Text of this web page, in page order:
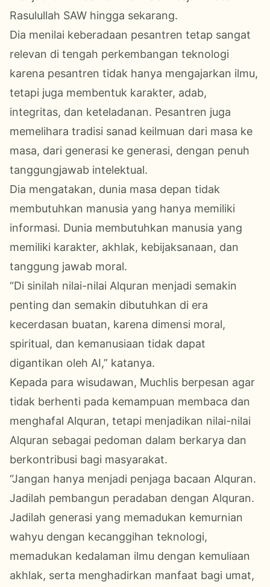
Rasulullah SAW hingga sekarang.
Dia menilai keberadaan pesantren tetap sangat
relevan di tengah perkembangan teknologi
karena pesantren tidak hanya mengajarkan ilmu,
tetapi juga membentuk karakter, adab,
integritas, dan keteladanan. Pesantren juga
memelihara tradisi sanad keilmuan dari masa ke
masa, dari generasi ke generasi, dengan penuh
tanggungjawab intelektual.
Dia mengatakan, dunia masa depan tidak
membutuhkan manusia yang hanya memiliki
informasi. Dunia membutuhkan manusia yang
memiliki karakter, akhlak, kebijaksanaan, dan
tanggung jawab moral.
“Di sinilah nilai-nilai Alquran menjadi semakin
penting dan semakin dibutuhkan di era
kecerdasan buatan, karena dimensi moral,
spiritual, dan kemanusiaan tidak dapat
digantikan oleh AI,” katanya.
Kepada para wisudawan, Muchlis berpesan agar
tidak berhenti pada kemampuan membaca dan
menghafal Alquran, tetapi menjadikan nilai-nilai
Alquran sebagai pedoman dalam berkarya dan
berkontribusi bagi masyarakat.
“Jangan hanya menjadi penjaga bacaan Alquran.
Jadilah pembangun peradaban dengan Alquran.
Jadilah generasi yang memadukan kemurnian
wahyu dengan kecanggihan teknologi,
memadukan kedalaman ilmu dengan kemuliaan
akhlak, serta menghadirkan manfaat bagi umat,